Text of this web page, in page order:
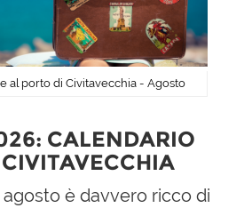
al porto di Civitavecchia - Agosto
CALENDARIO
è davvero ricco di